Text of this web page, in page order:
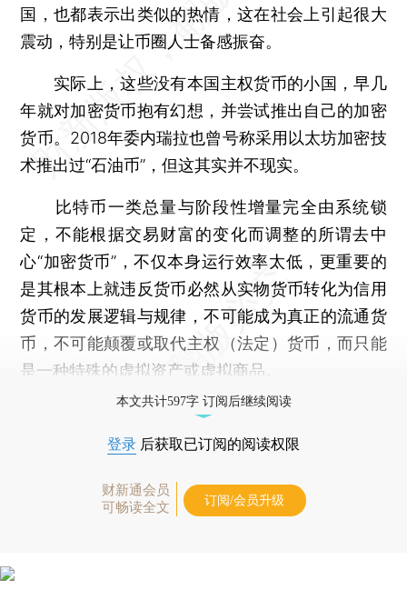
国，也都表示出类似的热情，这在社会上引起很大
震动，特别是让币圈人士备感振奋。
实际上，这些没有本国主权货币的小国，早几
年就对加密货币抱有幻想，并尝试推出自己的加密
货币。2018年委内瑞拉也曾号称采用以太坊加密技
术推出过“石油币”，但这其实并不现实。
比特币一类总量与阶段性增量完全由系统锁
定，不能根据交易财富的变化而调整的所谓去中
心“加密货币”，不仅本身运行效率太低，更重要的
是其根本上就违反货币必然从实物货币转化为信用
货币的发展逻辑与规律，不可能成为真正的流通货
币，不可能颠覆或取代主权（法定）货币，而只能
是一种特殊的虚拟资产或虚拟商品。
本文共计597字 订阅后继续阅读
登录 后获取已订阅的阅读权限
财新通会员
可畅读全文
订阅/会员升级